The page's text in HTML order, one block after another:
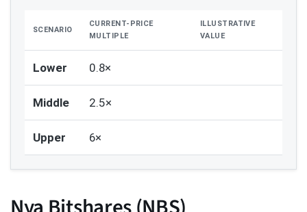
SCENARIO
CURRENT-PRICE
MULTIPLE
ILLUSTRATIVE
VALUE
Lower 0.8×
Middle 2.5×
Upper 6×